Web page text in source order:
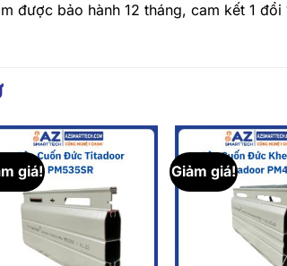
được bảo hành 12 tháng, cam kết 1
giá! Giảm giá!